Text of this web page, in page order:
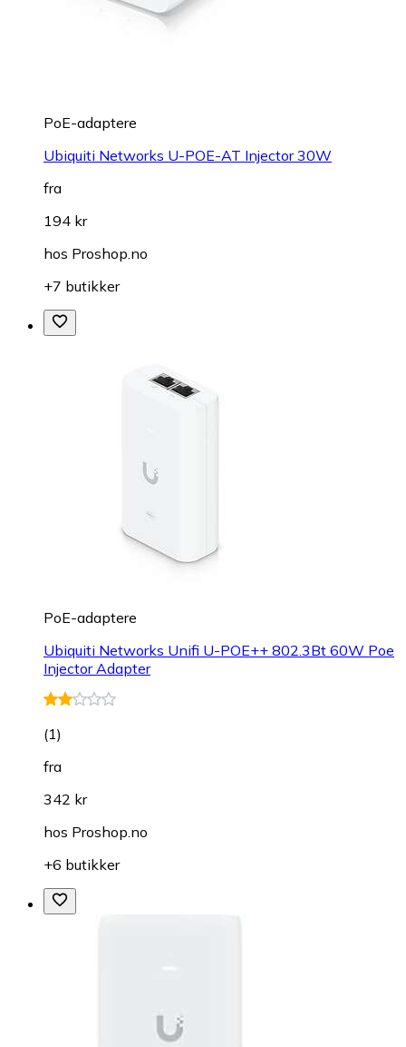
PoE-adaptere
Ubiquiti Networks U-POE-AT Injector 30W
fra
194 kr
hos Proshop.no
+7 butikker
PoE-adaptere
Ubiquiti Networks Unifi U-POE++ 802.3Bt 60W Poe
Injector Adapter
(1)
fra
342 kr
hos Proshop.no
+6 butikker